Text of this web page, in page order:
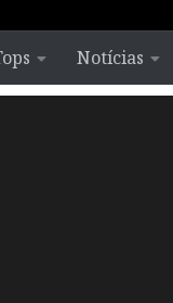
Notícias